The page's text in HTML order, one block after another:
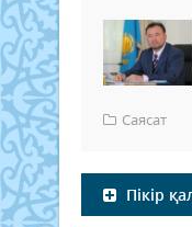
Саясат
Пікір